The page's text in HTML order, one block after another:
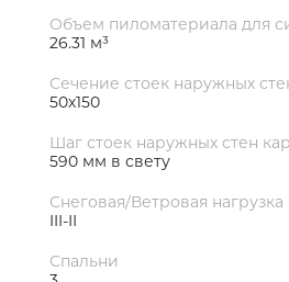
Объем пиломатериала для
26.31 м³
Сечение стоек наружных
50х150
Шаг стоек наружных стен
590 мм в свету
Снеговая/Ветровая нагрузка
III-II
Спальни